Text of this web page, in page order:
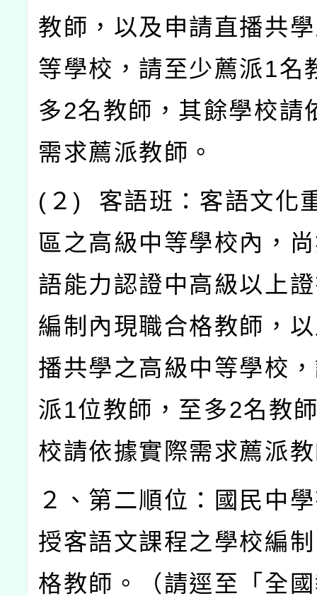
教師，以及申請直播共
等學校，請至少薦派1名
多2名教師，其餘學校請
需求薦派教師。
( ２) 客語班：客語文化
區之高級中等學校內，
語能力認證中高級以上
編制內現職合格教師，
播共學之高級中等學校
派1位教師，至多2名教
校請依據實際需求薦派
２、第二順位：國民中
授客語文課程之學校編
格教師。（請逕至「全